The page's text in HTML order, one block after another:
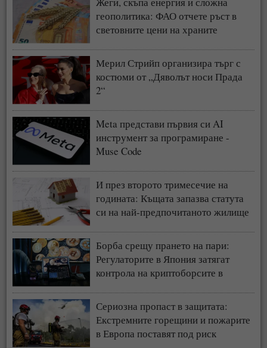
геополитика: ФАО отчете ръст в
световните цени на храните
Мерил Стрийп организира търг с
костюми от „Дяволът носи Прада
2“
Meta представи първия си AI
инструмент за програмиране -
Muse Code
И през второто тримесечие на
годината: Къщата запазва статута
си на най-предпочитаното жилище
Борба срещу прането на пари:
Регулаторите в Япония затягат
контрола на криптоборсите в
Сериозна пропаст в защитата:
Екстремните горещини и пожарите
в Европа поставят под риск